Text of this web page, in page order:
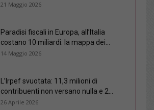
21 Maggio 2026
Paradisi fiscali in Europa, all’Italia
costano 10 miliardi: la mappa dei...
14 Maggio 2026
L’Irpef svuotata: 11,3 milioni di
contribuenti non versano nulla e 2...
26 Aprile 2026